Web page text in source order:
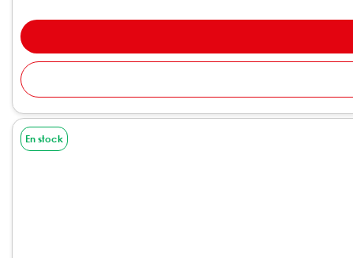
En stock